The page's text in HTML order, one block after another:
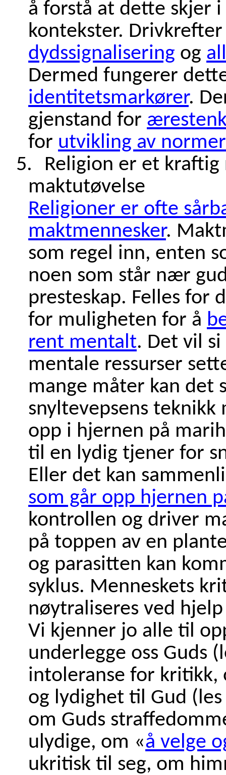
å forstå at dette skjer
kontekster.
dydssignalisering og
Dermed fungerer
identitetsmarkører.
gjenstand for
for utvikling av
5.
Religion er et kraftig
maktutøvelse
Religioner er ofte
maktmennesker.
som regel inn, enten
noen som står nær
presteskap. Felles for
for muligheten for å
rent mentalt. Det vil
mentale ressurser
mange måter kan det
snyltevepsens teknikk
opp i hjernen på
til en lydig tjener for
Eller det kan
som går opp hjernen
kontrollen og driver
på toppen av en
og parasitten kan
syklus. Menneskets
nøytraliseres ved
Vi kjenner jo alle til
underlegge oss Guds
intoleranse for
og lydighet til Gud
om Guds
ulydige, om «å velge
ukritisk til seg, om